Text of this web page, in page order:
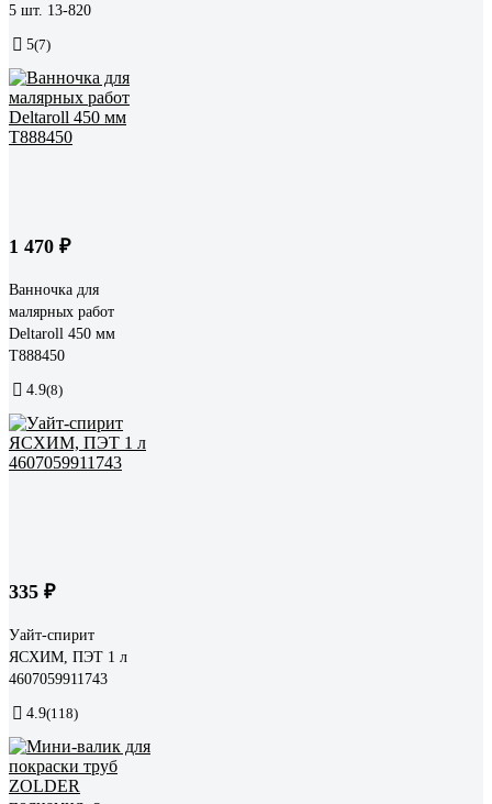
5 шт. 13-820
5(7)
1 470 ₽
Ванночка для
малярных работ
Deltaroll 450 мм
T888450
4.9(8)
335 ₽
Уайт-спирит
ЯСХИМ, ПЭТ 1 л
4607059911743
4.9(118)